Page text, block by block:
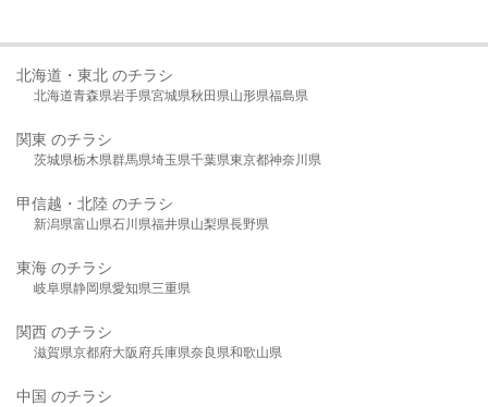
北海道・東北 のチラシ
北海道青森県岩手県宮城県秋田県山形県福島県
関東 のチラシ
茨城県栃木県群馬県埼玉県千葉県東京都神奈川県
甲信越・北陸 のチラシ
新潟県富山県石川県福井県山梨県長野県
東海 のチラシ
岐阜県静岡県愛知県三重県
関西 のチラシ
滋賀県京都府大阪府兵庫県奈良県和歌山県
中国 のチラシ